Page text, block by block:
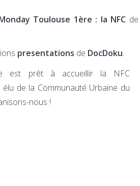
Toulouse 1ère : la NFC de
presentations de DocDoku.
est prêt à accueillir la NFC
de la Communauté Urbaine du
nous !